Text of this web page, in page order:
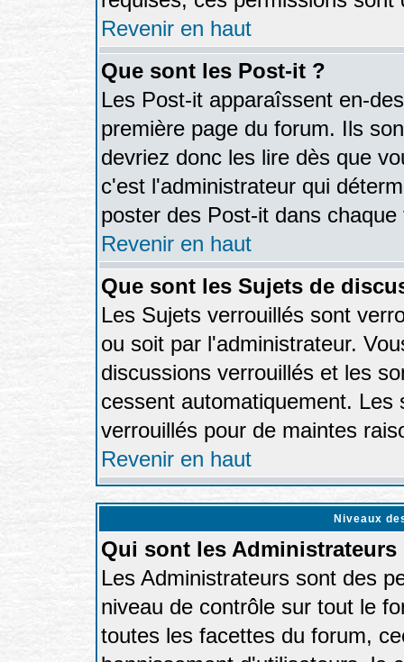
Revenir en haut
Que sont les Post-it ?
Les Post-it apparaîssent en-
première page du forum. Ils
devriez donc les lire dès que
c'est l'administrateur qui
poster des Post-it dans chaque
Revenir en haut
Que sont les Sujets de
Les Sujets verrouillés sont
ou soit par l'administrateur.
discussions verrouillés et les
cessent automatiquement.
verrouillés pour de maintes
Revenir en haut
Niveaux
Qui sont les Administrateurs
Les Administrateurs sont des
niveau de contrôle sur tout le
toutes les facettes du forum,